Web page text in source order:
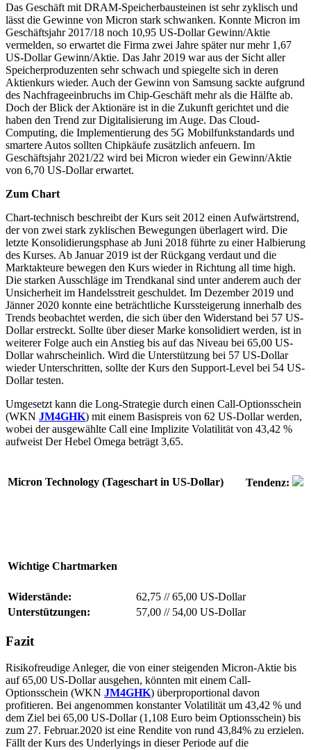
Das Geschäft mit DRAM-Speicherbausteinen ist sehr zyklisch und
lässt die Gewinne von Micron stark schwanken. Konnte Micron im
Geschäftsjahr 2017/18 noch 10,95 US-Dollar Gewinn/Aktie
vermelden, so erwartet die Firma zwei Jahre später nur mehr 1,67
US-Dollar Gewinn/Aktie. Das Jahr 2019 war aus der Sicht aller
Speicherproduzenten sehr schwach und spiegelte sich in deren
Aktienkurs wieder. Auch der Gewinn von Samsung sackte aufgrund
des Nachfrageeinbruchs im Chip-Geschäft mehr als die Hälfte ab.
Doch der Blick der Aktionäre ist in die Zukunft gerichtet und die
haben den Trend zur Digitalisierung im Auge. Das Cloud-
Computing, die Implementierung des 5G Mobilfunkstandards und
smartere Autos sollten Chipkäufe zusätzlich anfeuern. Im
Geschäftsjahr 2021/22 wird bei Micron wieder ein Gewinn/Aktie
von 6,70 US-Dollar erwartet.
Zum Chart
Chart-technisch beschreibt der Kurs seit 2012 einen Aufwärtstrend,
der von zwei stark zyklischen Bewegungen überlagert wird. Die
letzte Konsolidierungsphase ab Juni 2018 führte zu einer Halbierung
des Kurses. Ab Januar 2019 ist der Rückgang verdaut und die
Marktakteure bewegen den Kurs wieder in Richtung all time high.
Die starken Ausschläge im Trendkanal sind unter anderem auch der
Unsicherheit im Handelsstreit geschuldet. Im Dezember 2019 und
Jänner 2020 konnte eine beträchtliche Kurssteigerung innerhalb des
Trends beobachtet werden, die sich über den Widerstand bei 57 US-
Dollar erstreckt. Sollte über dieser Marke konsolidiert werden, ist in
weiterer Folge auch ein Anstieg bis auf das Niveau bei 65,00 US-
Dollar wahrscheinlich. Wird die Unterstützung bei 57 US-Dollar
wieder Unterschritten, sollte der Kurs den Support-Level bei 54 US-
Dollar testen.
Umgesetzt kann die Long-Strategie durch einen Call-Optionsschein
(WKN JM4GHK) mit einem Basispreis von 62 US-Dollar werden,
wobei der ausgewählte Call eine Implizite Volatilität von 43,42 %
aufweist Der Hebel Omega beträgt 3,65.
Micron Technology (Tageschart in US-Dollar) Tendenz:
Wichtige Chartmarken
Widerstände: 62,75 //65,00 US-Dollar
Unterstützungen:
57,00 //54,00 US-Dollar
Fazit
Risikofreudige Anleger, die von einer steigenden Micron-Aktie bis
auf 65,00 US-Dollar ausgehen, könnten mit einem Call-
Optionsschein (WKN JM4GHK) überproportional davon
profitieren. Bei angenommen konstanter Volatilität um 43,42 % und
dem Ziel bei 65,00 US-Dollar (1,108 Euro beim Optionsschein) bis
zum 27. Februar.2020 ist eine Rendite von rund 43,84% zu erzielen.
Fällt der Kurs des Underlyings in dieser Periode auf die